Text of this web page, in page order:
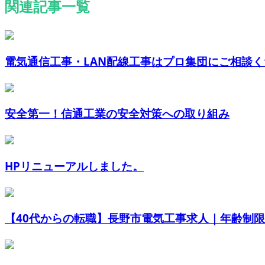
関連記事一覧
電気通信工事・LAN配線工事はプロ集団にご相談く
安全第一！信通工業の安全対策への取り組み
HPリニューアルしました。
【40代からの転職】長野市電気工事求人｜年齢制